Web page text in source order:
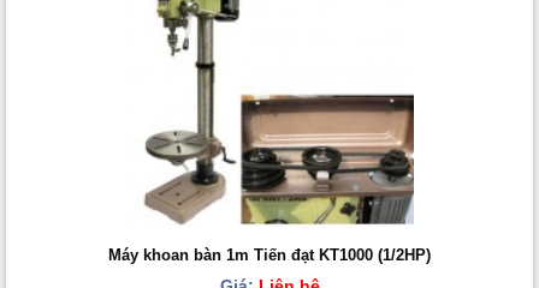
Máy khoan bàn 1m Tiến đạt KT1000 (1/2HP)